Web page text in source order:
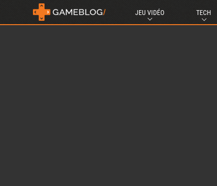
JEU VIDÉO TECH